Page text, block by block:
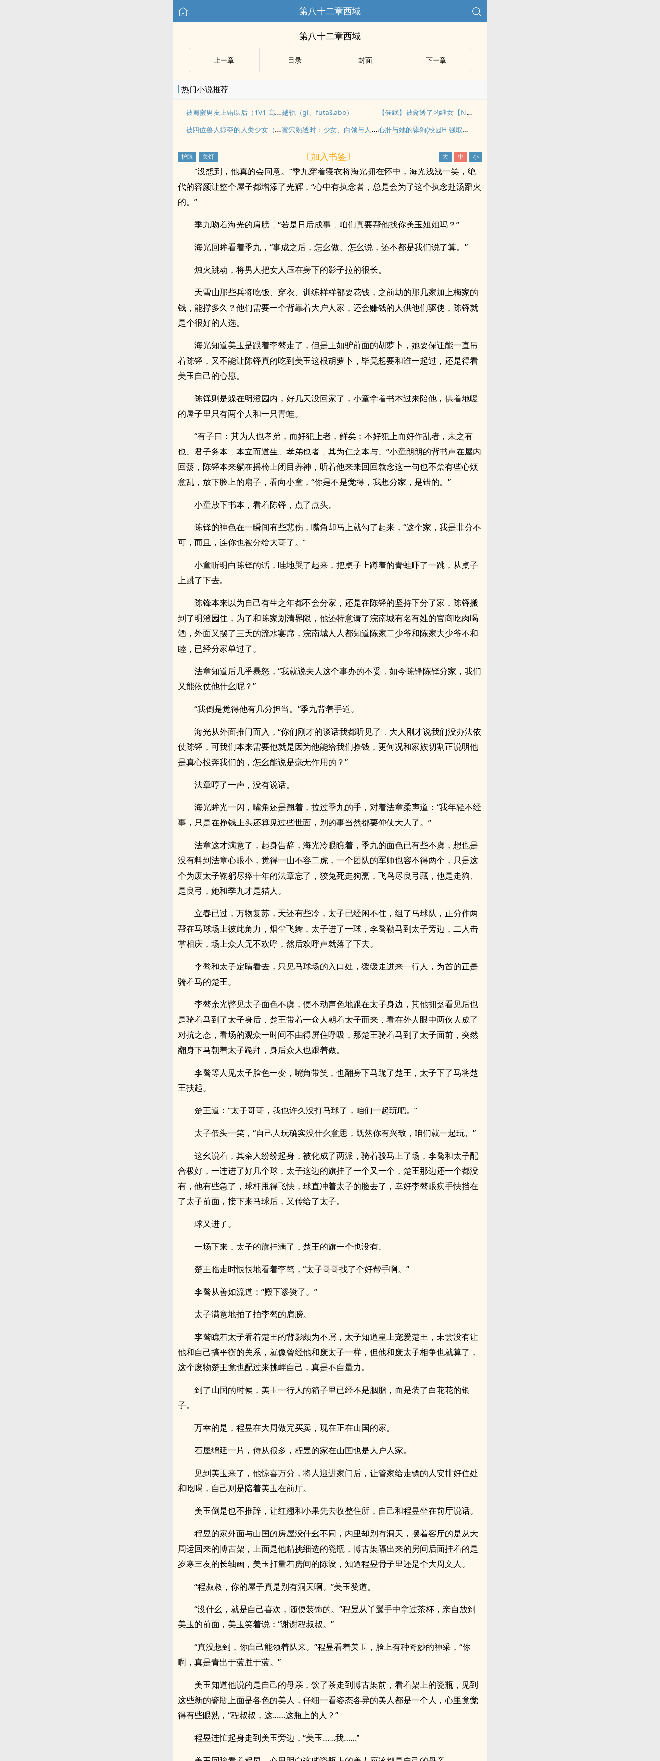
第八十二章西域
第八十二章西域
上ー章 目录 封面 下ー章
热门小说推荐
被闺蜜男友上错以后（1V1 高H）越轨（gl、futa&abo）
【催眠】被肏透了的继女【NP 全肉】
被四位兽人掠夺的人类少女（NPH男全洁）
蜜穴熟透时：少女、白领与人妻的挨操日记 心肝与她的舔狗(校园H 强取豪夺)
〔加入书签〕
“没想到，他真的会同意。”季九穿着寝衣将海光拥在怀中，海光浅浅一笑，绝
代的容颜让整个屋子都增添了光辉，“心中有执念者，总是会为了这个执念赴汤蹈火
的。”
季九吻着海光的肩膀，“若是日后成事，咱们真要帮他找你美玉姐姐吗？”
海光回眸看着季九，“事成之后，怎幺做、怎幺说，还不都是我们说了算。”
烛火跳动，将男人把女人压在身下的影子拉的很长。
天雪山那些兵将吃饭、穿衣、训练样样都要花钱，之前劫的那几家加上梅家的
钱，能撑多久？他们需要一个背靠着大户人家，还会赚钱的人供他们驱使，陈铎就
是个很好的人选。
海光知道美玉是跟着李骜走了，但是正如驴前面的胡萝卜，她要保证能一直吊
着陈铎，又不能让陈铎真的吃到美玉这根胡萝卜，毕竟想要和谁一起过，还是得看
美玉自己的心愿。
陈铎则是躲在明澄园内，好几天没回家了，小童拿着书本过来陪他，供着地暖
的屋子里只有两个人和一只青蛙。
“有子曰：其为人也孝弟，而好犯上者，鲜矣；不好犯上而好作乱者，未之有
也。君子务本，本立而道生。孝弟也者，其为仁之本与。”小童朗朗的背书声在屋内
回荡，陈铎本来躺在摇椅上闭目养神，听着他来来回回就念这一句也不禁有些心烦
意乱，放下脸上的扇子，看向小童，“你是不是觉得，我想分家，是错的。”
小童放下书本，看着陈铎，点了点头。
陈铎的神色在一瞬间有些悲伤，嘴角却马上就勾了起来，“这个家，我是非分不
可，而且，连你也被分给大哥了。”
小童听明白陈铎的话，哇地哭了起来，把桌子上蹲着的青蛙吓了一跳，从桌子
上跳了下去。
陈锋本来以为自己有生之年都不会分家，还是在陈铎的坚持下分了家，陈铎搬
到了明澄园住，为了和陈家划清界限，他还特意请了浣南城有名有姓的官商吃肉喝
酒，外面又摆了三天的流水宴席，浣南城人人都知道陈家二少爷和陈家大少爷不和
睦，已经分家单过了。
法章知道后几乎暴怒，“我就说夫人这个事办的不妥，如今陈锋陈铎分家，我们
又能依仗他什幺呢？”
“我倒是觉得他有几分担当。”季九背着手道。
海光从外面推门而入，“你们刚才的谈话我都听见了，大人刚才说我们没办法依
仗陈铎，可我们本来需要他就是因为他能给我们挣钱，更何况和家族切割正说明他
是真心投奔我们的，怎幺能说是毫无作用的？”
法章哼了一声，没有说话。
海光眸光一闪，嘴角还是翘着，拉过季九的手，对着法章柔声道：“我年轻不经
事，只是在挣钱上头还算见过些世面，别的事当然都要仰仗大人了。”
法章这才满意了，起身告辞，海光冷眼瞧着，季九的面色已有些不虞，想也是
没有料到法章心眼小，觉得一山不容二虎，一个团队的军师也容不得两个，只是这
个为废太子鞠躬尽瘁十年的法章忘了，狡兔死走狗烹，飞鸟尽良弓藏，他是走狗、
是良弓，她和季九才是猎人。
立春已过，万物复苏，天还有些冷，太子已经闲不住，组了马球队，正分作两
帮在马球场上彼此角力，烟尘飞舞，太子进了一球，李骜勒马到太子旁边，二人击
掌相庆，场上众人无不欢呼，然后欢呼声就落了下去。
李骜和太子定睛看去，只见马球场的入口处，缓缓走进来一行人，为首的正是
骑着马的楚王。
李骜余光瞥见太子面色不虞，便不动声色地跟在太子身边，其他拥趸看见后也
是骑着马到了太子身后，楚王带着一众人朝着太子而来，看在外人眼中两伙人成了
对抗之态，看场的观众一时间不由得屏住呼吸，那楚王骑着马到了太子面前，突然
翻身下马朝着太子跪拜，身后众人也跟着做。
李骜等人见太子脸色一变，嘴角带笑，也翻身下马跪了楚王，太子下了马将楚
王扶起。
楚王道：“太子哥哥，我也许久没打马球了，咱们一起玩吧。”
太子低头一笑，“自己人玩确实没什幺意思，既然你有兴致，咱们就一起玩。”
这幺说着，其余人纷纷起身，被化成了两派，骑着骏马上了场，李骜和太子配
合极好，一连进了好几个球，太子这边的旗挂了一个又一个，楚王那边还一个都没
有，他有些急了，球杆甩得飞快，球直冲着太子的脸去了，幸好李骜眼疾手快挡在
了太子前面，接下来马球后，又传给了太子。
球又进了。
一场下来，太子的旗挂满了，楚王的旗一个也没有。
楚王临走时恨恨地看着李骜，“太子哥哥找了个好帮手啊。”
李骜从善如流道：“殿下谬赞了。”
太子满意地拍了拍李骜的肩膀。
李骜瞧着太子看着楚王的背影颇为不屑，太子知道皇上宠爱楚王，未尝没有让
他和自己搞平衡的关系，就像曾经他和废太子一样，但他和废太子相争也就算了，
这个废物楚王竟也配过来挑衅自己，真是不自量力。
到了山国的时候，美玉一行人的箱子里已经不是胭脂，而是装了白花花的银
子。
万幸的是，程昱在大周做完买卖，现在正在山国的家。
石屋绵延一片，侍从很多，程昱的家在山国也是大户人家。
见到美玉来了，他惊喜万分，将人迎进家门后，让管家给走镖的人安排好住处
和吃喝，自己则是陪着美玉在前厅。
美玉倒是也不推辞，让红翘和小果先去收整住所，自己和程昱坐在前厅说话。
程昱的家外面与山国的房屋没什幺不同，内里却别有洞天，摆着客厅的是从大
周运回来的博古架，上面是他精挑细选的瓷瓶，博古架隔出来的房间后面挂着的是
岁寒三友的长轴画，美玉打量着房间的陈设，知道程昱骨子里还是个大周文人。
“程叔叔，你的屋子真是别有洞天啊。”美玉赞道。
“没什幺，就是自己喜欢，随便装饰的。”程昱从丫鬟手中拿过茶杯，亲自放到
美玉的前面，美玉笑着说：“谢谢程叔叔。”
“真没想到，你自己能领着队来。”程昱看着美玉，脸上有种奇妙的神采，“你
啊，真是青出于蓝胜于蓝。”
美玉知道他说的是自己的母亲，饮了茶走到博古架前，看着架上的瓷瓶，见到
这些新的瓷瓶上面是各色的美人，仔细一看姿态各异的美人都是一个人，心里竟觉
得有些眼熟，“程叔叔，这……这瓶上的人？”
程昱连忙起身走到美玉旁边，“美玉……我……”